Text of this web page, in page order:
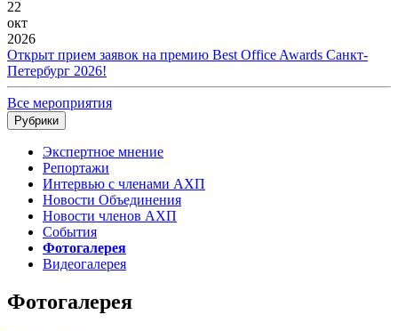
22
окт
2026
Открыт прием заявок на премию Best Office Awards Санкт-
Петербург 2026!
Все мероприятия
Рубрики
Экспертное мнение
Репортажи
Интервью с членами АХП
Новости Объединения
Новости членов АХП
События
Фотогалерея
Видеогалерея
Фотогалерея